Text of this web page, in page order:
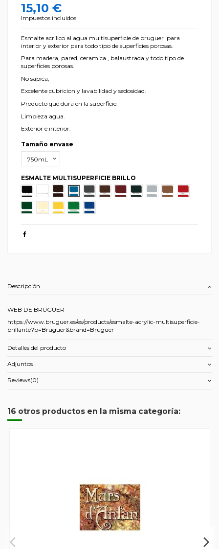
15,10 €
Impuestos incluidos
Esmalte acrilico al agua multisuperficie de bruguer para
interior y exterior para todo tipo de superficies porosas.
Para madera, pared, ceramica , balaustrada y todo tipo de
superficies porosas.
No sapica,
Excelente cubricion y lavabilidad y sedosidad.
Producto que dura en la superficie.
Limpieza agua.
Exterior e interior.
Tamaño envase
ESMALTE MULTISUPERFICIE BRILLO
BLANCO PERMENENTE
TABACOAZUL LUMINOSO ROJO CARRUAJES
VERDE CARRUAJE
GRIS PERLA
OCRE
VERDE MAYO
MARFILLAMARILLO LIMON
VERDE PRIMAVERA
Descripción
WEB DE BRUGUER
https://www.bruguer.es/es/products/esmalte-acrylic-multisuperficie-
brillante?b=Bruguer&brand=Bruguer
Detalles del producto
Adjuntos
Reviews(0)
16 otros productos en la misma categoría: